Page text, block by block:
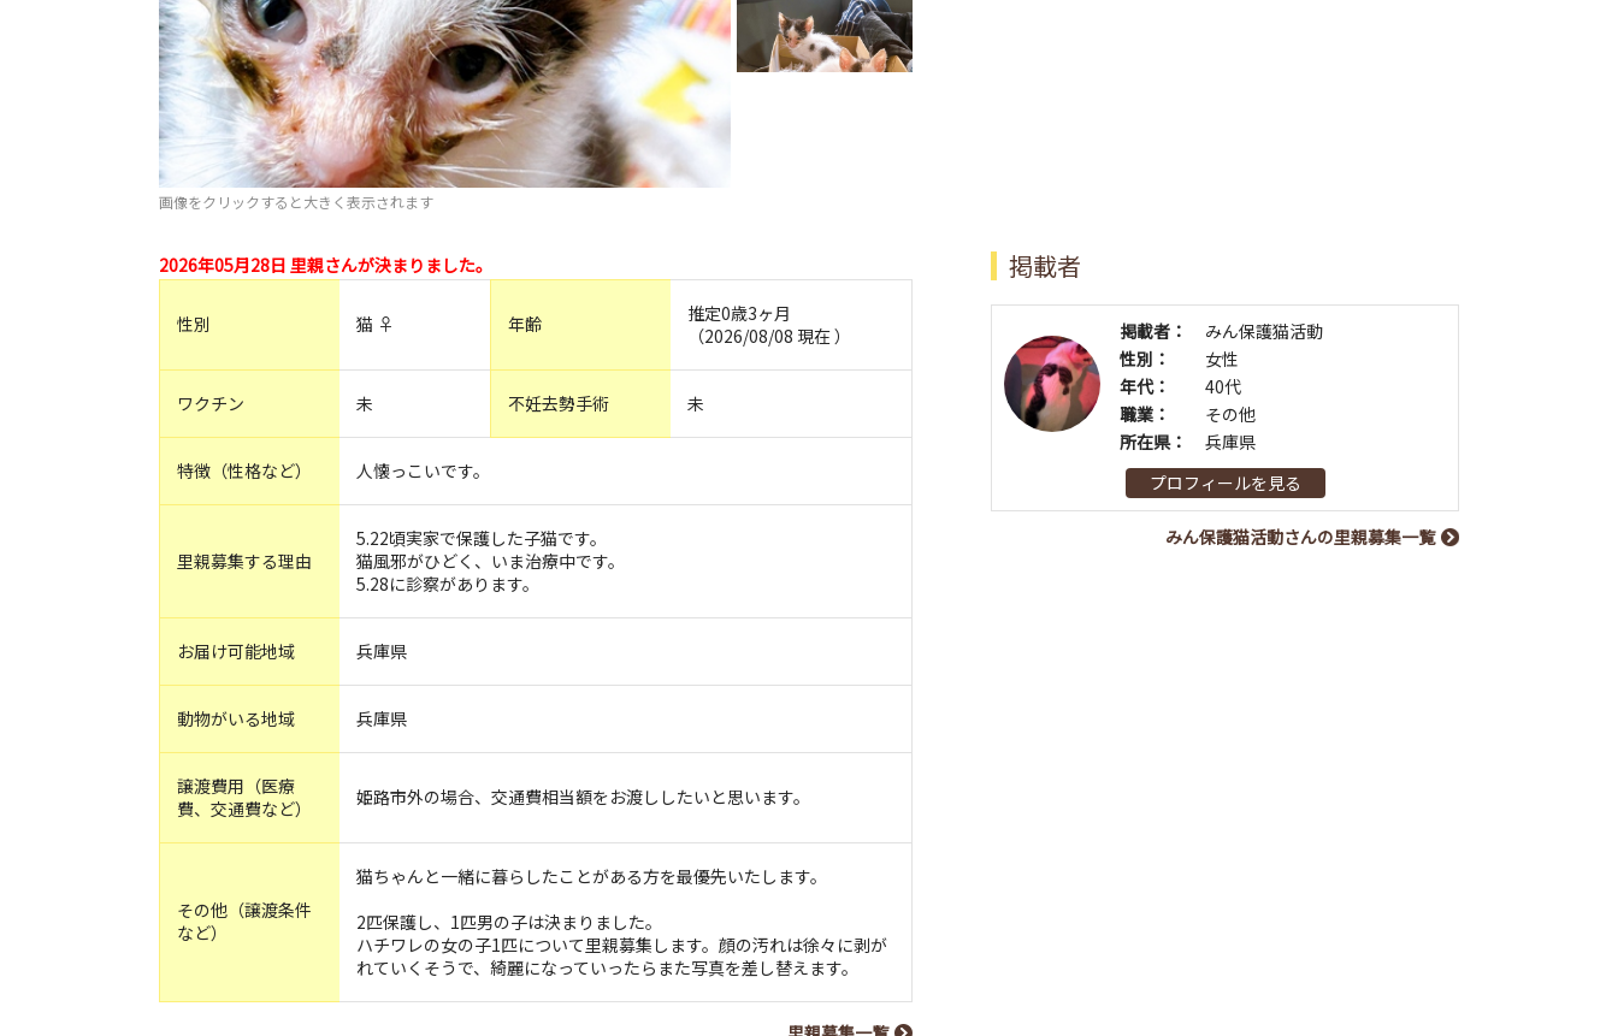
画像をクリックすると大きく表示されます
2026年05月28日 里親さんが決まりました。
性別 猫 ♀ 年齢
推定0歳3ヶ月
（2026/08/08 現在 ）
ワクチン 未 不妊去勢手術 未
特徴（性格など） 人懐っこいです。
里親募集する理由
5.22頃実家で保護した子猫です。
猫風邪がひどく、いま治療中です。
5.28に診察があります。
お届け可能地域 兵庫県
動物がいる地域 兵庫県
譲渡費用（医療
費、交通費など）
姫路市外の場合、交通費相当額をお渡ししたいと思います。
その他（譲渡条件
など）
猫ちゃんと一緒に暮らしたことがある方を最優先いたします。
2匹保護し、1匹男の子は決まりました。
ハチワレの女の子1匹について里親募集します。顔の汚れは徐々に剥が
れていくそうで、綺麗になっていったらまた写真を差し替えます。
掲載者
掲載者：
みん保護猫活動
性別：
女性
年代：
40代
職業：
その他
所在県：
兵庫県
プロフィールを見る
みん保護猫活動さんの里親募集一覧